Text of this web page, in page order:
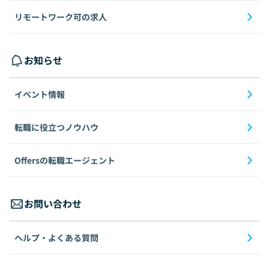
リモートワーク可の求人
お知らせ
イベント情報
転職に役立つノウハウ
Offersの転職エージェント
お問い合わせ
ヘルプ・よくある質問